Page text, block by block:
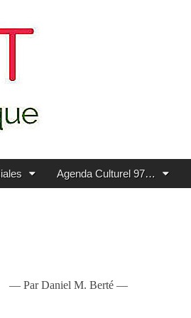
Agenda Culturel 97…
— Par Daniel M. Berté —